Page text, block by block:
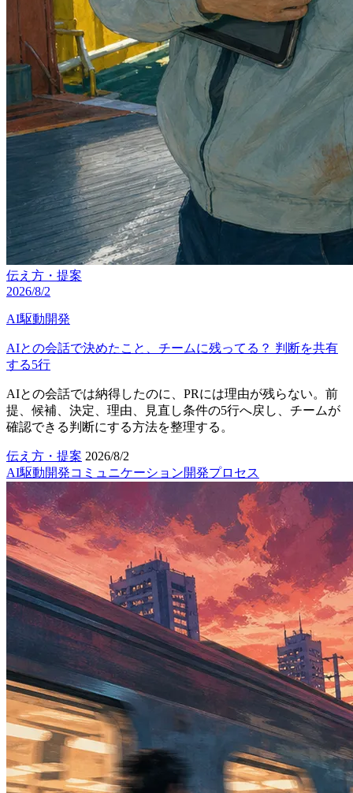
伝え方・提案
2026/8/2
AI駆動開発
AIとの会話で決めたこと、チームに残ってる？ 判断を共有
する5行
AIとの会話では納得したのに、PRには理由が残らない。前
提、候補、決定、理由、見直し条件の5行へ戻し、チームが
確認できる判断にする方法を整理する。
伝え方・提案 2026/8/2
AI駆動開発コミュニケーション開発プロセス